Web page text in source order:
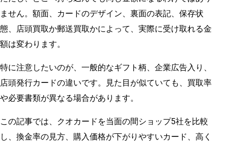
ません。額面、カードのデザイン、裏面の表記、保存状
態、店頭買取か郵送買取かによって、実際に受け取れる金
額は変わります。
特に注意したいのが、一般的なギフト柄、企業広告入り、
店頭発行カードの違いです。見た目が似ていても、買取率
や必要書類が異なる場合があります。
この記事では、クオカードを当面の間ショップ5社を比較
し、換金率の見方、購入価格が下がりやすいカード、高く